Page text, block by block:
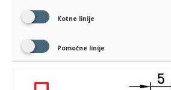
Kotne linije
Pomoćne linije